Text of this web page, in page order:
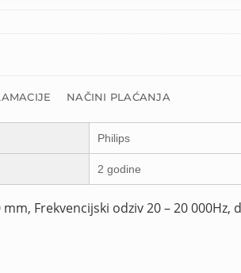
NAČINI PLAĆANJA
Philips
2 godine
Frekvencijski odziv 20 – 20 000Hz,